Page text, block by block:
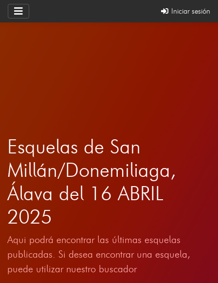
Iniciar sesión
Esquelas de San
Millán/Donemiliaga,
Álava del 16 ABRIL
2025
Aqui podrá encontrar las últimas esquelas
publicadas. Si desea encontrar una esquela,
puede utilizar nuestro buscador